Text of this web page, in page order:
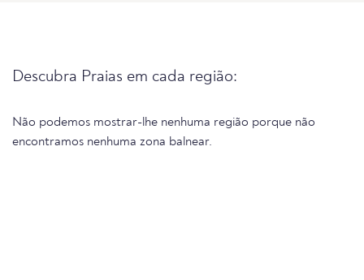
Descubra Praias em cada região:
Não podemos mostrar-lhe nenhuma região porque não
encontramos nenhuma zona balnear.